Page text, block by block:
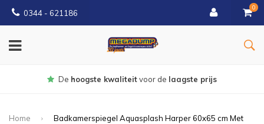
0344 - 621186
0
De hoogste kwaliteitvoor de laagste prijs
Home
Badkamerspiegel Aquasplash Harper 60x65 cm Met